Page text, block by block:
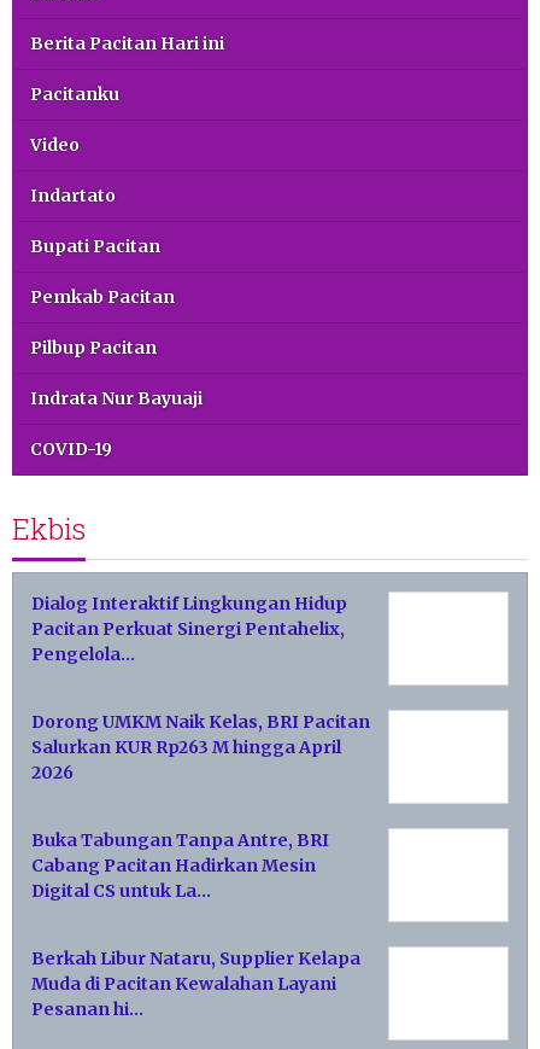
Berita Pacitan Hari ini
Pacitanku
Video
Indartato
Bupati Pacitan
Pemkab Pacitan
Pilbup Pacitan
Indrata Nur Bayuaji
COVID-19
Ekbis
Dialog Interaktif Lingkungan Hidup
Pacitan Perkuat Sinergi Pentahelix,
Pengelola…
Dorong UMKM Naik Kelas, BRI Pacitan
Salurkan KUR Rp263 M hingga April
2026
Buka Tabungan Tanpa Antre, BRI
Cabang Pacitan Hadirkan Mesin
Digital CS untuk La…
Berkah Libur Nataru, Supplier Kelapa
Muda di Pacitan Kewalahan Layani
Pesanan hi…